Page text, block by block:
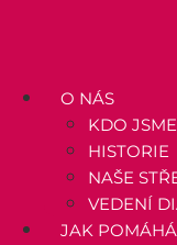
O NÁS
KDO JSME
HISTORIE
NAŠE
VEDENÍ
JAK